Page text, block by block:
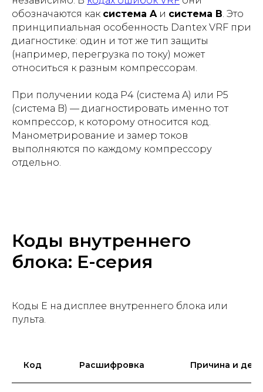
обозначаются как система Aи система B. Это
принципиальная особенность Dantex VRF при
диагностике: один и тот же тип защиты
(например, перегрузка по току) может
относиться к разным компрессорам.
При получении кода P4 (система A) или P5
(система B) — диагностировать именно тот
компрессор, к которому относится код.
Манометрирование и замер токов
выполняются по каждому компрессору
отдельно.
Коды внутреннего
блока: E-серия
Коды E на дисплее внутреннего блока или
пульта.
Код Расшифровка Причина и